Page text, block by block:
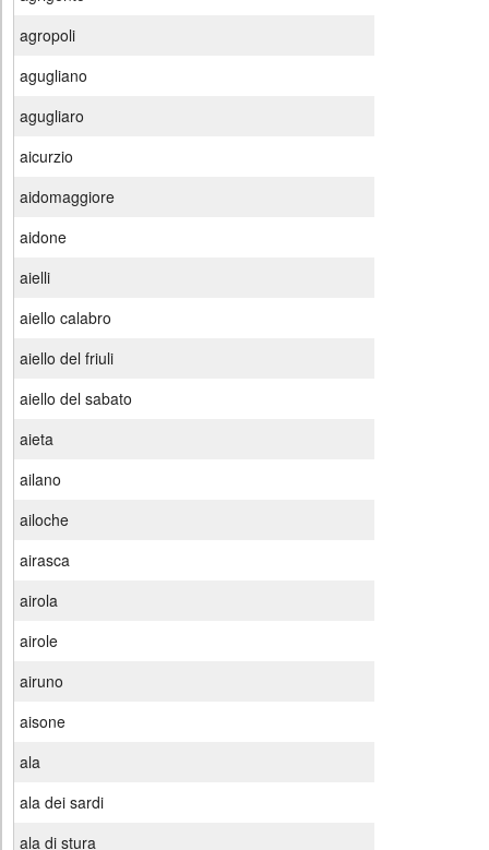
agropoli
agugliano
agugliaro
aicurzio
aidomaggiore
aidone
aielli
aiello calabro
aiello del friuli
aiello del sabato
aieta
ailano
ailoche
airasca
airola
airole
airuno
aisone
ala
ala dei sardi
ala di stura